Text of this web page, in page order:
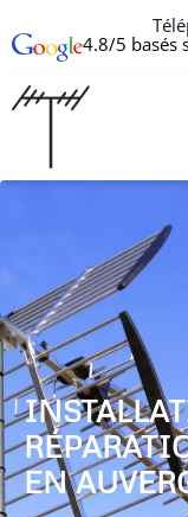
4.8/5 basés
EN